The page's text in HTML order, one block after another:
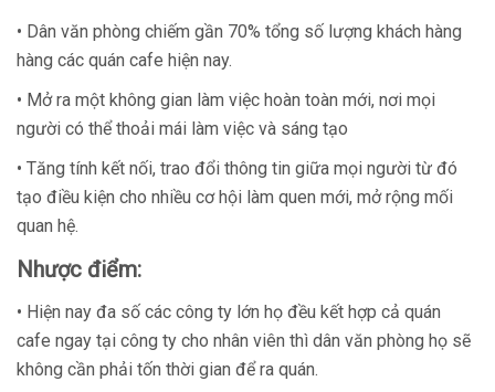
• Dân văn phòng chiếm gần 70% tổng số lượng khách hàng
hàng các quán cafe hiện nay.
• Mở ra một không gian làm việc hoàn toàn mới, nơi mọi
người có thể thoải mái làm việc và sáng tạo
• Tăng tính kết nối, trao đổi thông tin giữa mọi người từ đó
tạo điều kiện cho nhiều cơ hội làm quen mới, mở rộng mối
quan hệ.
Nhược điểm:
• Hiện nay đa số các công ty lớn họ đều kết hợp cả quán
cafe ngay tại công ty cho nhân viên thì dân văn phòng họ sẽ
không cần phải tốn thời gian để ra quán.